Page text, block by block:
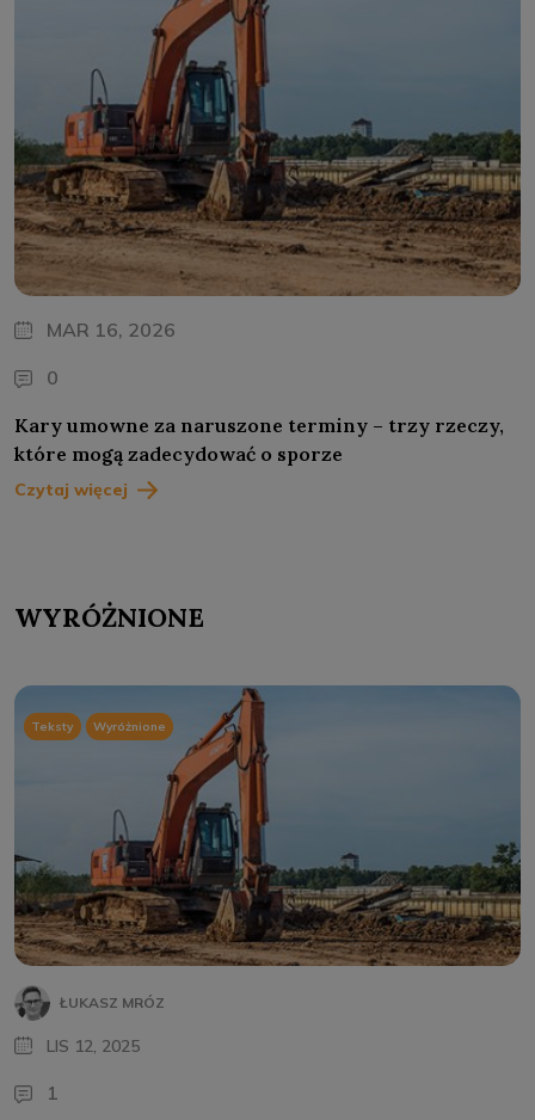
MAR 16, 2026
0
Kary umowne za naruszone terminy – trzy rzeczy,
które mogą zadecydować o sporze
Czytaj więcej
WYRÓŻNIONE
Teksty Wyróżnione
ŁUKASZ MRÓZ
LIS 12, 2025
1